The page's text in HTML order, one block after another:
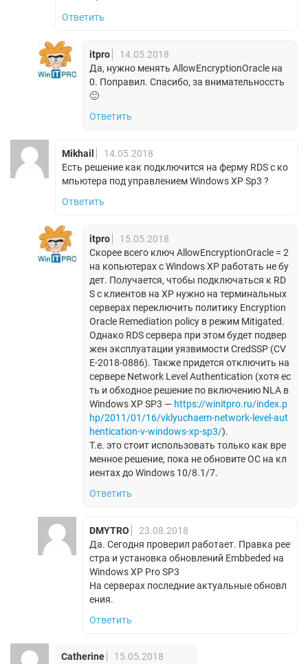
Ответить
itpro
14.05.2018
Да, нужно менять AllowEncryptionOracle на
0. Поправил. Спасибо, за внимательноссть
🙂
Ответить
Mikhail
14.05.2018
Есть решение как подключится на ферму RDS с ко
мпьютера под управлением Windows XP Sp3 ?
Ответить
itpro
15.05.2018
Скорее всего ключ AllowEncryptionOracle = 2
на копьютерах с Windows XP работать не бу
дет. Получается, чтобы подключаться к RD
S с клиентов на XP нужно на терминальных
серверах переключить политику Encryption
Oracle Remediation policy в режим Mitigated.
Однако RDS сервера при этом будет подвер
жен эксплуатации уязвимости CredSSP (CV
E-2018-0886). Также придется отключить на
сервере Network Level Authentication (хотя ес
ть и обходное решение по включению NLA в
Windows XP SP3 — https://winitpro.ru/index.p
hp/2011/01/16/vklyuchaem-network-level-aut
hentication-v-windows-xp-sp3/).
Т.е. это стоит использовать только как вре
менное решение, пока не обновите ОС на кл
иентах до Windows 10/8.1/7.
Ответить
DMYTRO
23.08.2018
Да. Сегодня проверил работает. Правка рее
стра и установка обновлений Embbeded на
Windows XP Pro SP3
На серверах последние актуальные обновл
ения.
Ответить
Catherine
15.05.2018